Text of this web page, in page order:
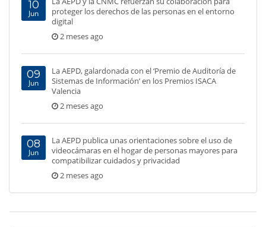
10
Jun
proteger los derechos de las personas en el entorno
digital
2 meses ago
09
Jun
La AEPD, galardonada con el ‘Premio de Auditoría de
Sistemas de Información’ en los Premios ISACA
Valencia
2 meses ago
08
Jun
La AEPD publica unas orientaciones sobre el uso de
videocámaras en el hogar de personas mayores para
compatibilizar cuidados y privacidad
2 meses ago